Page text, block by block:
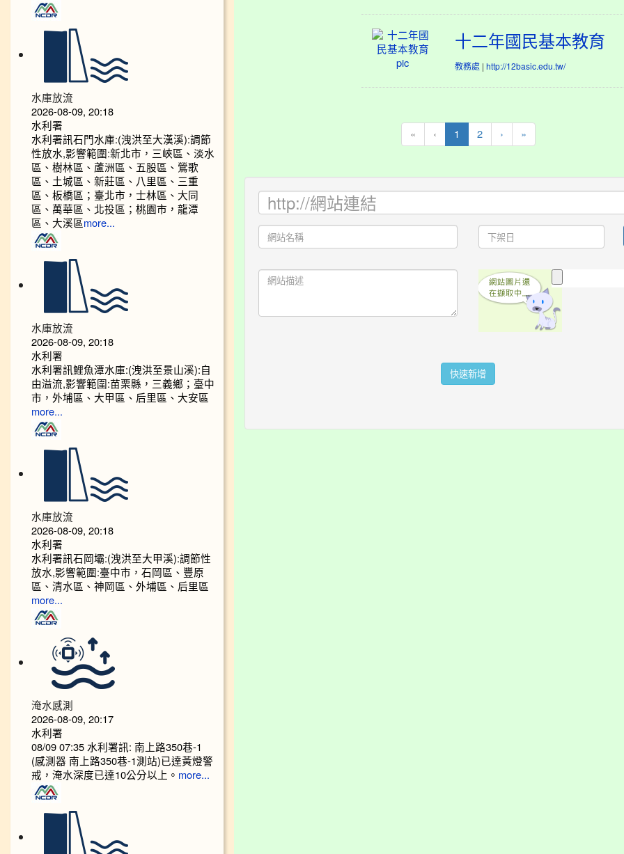
民
教
育
十二年國民基本教育
教務處| http://12basic.edu.tw/
« ‹ 1 (current)
2 › »
快速新增
水庫放流
2026-08-09, 20:18
水利署
水利署訊石門水庫:(洩洪至大漢溪):調節
性放水,影響範圍:新北市，三峽區、淡水
區、樹林區、蘆洲區、五股區、鶯歌
區、土城區、新莊區、八里區、三重
區、板橋區；臺北市，士林區、大同
區、萬華區、北投區；桃園市，龍潭
區、大溪區more...
水庫放流
2026-08-09, 20:18
水利署
水利署訊鯉魚潭水庫:(洩洪至景山溪):自
由溢流,影響範圍:苗栗縣，三義鄉；臺中
市，外埔區、大甲區、后里區、大安區
more...
水庫放流
2026-08-09, 20:18
水利署
水利署訊石岡壩:(洩洪至大甲溪):調節性
放水,影響範圍:臺中市，石岡區、豐原
區、清水區、神岡區、外埔區、后里區
more...
淹水感測
2026-08-09, 20:17
水利署
08/09 07:35 水利署訊: 南上路350巷-1
(感測器 南上路350巷-1測站)已達黃燈警
戒，淹水深度已達10公分以上。​​​ more...